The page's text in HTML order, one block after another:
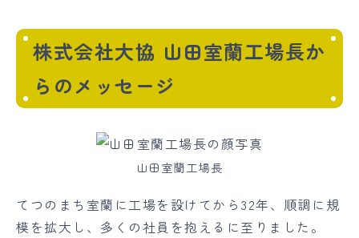
株式会社大協 山田室蘭工場長か
らのメッセージ
山田室蘭工場長
てつのまち室蘭に工場を設けてから32年、順調に規
模を拡大し、多くの社員を抱えるに至りました。